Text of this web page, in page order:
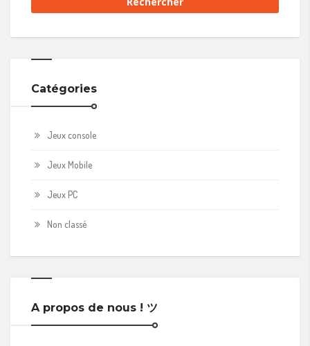
Catégories
Jeux console
Jeux Mobile
Jeux PC
Non classé
A propos de nous ! ツ